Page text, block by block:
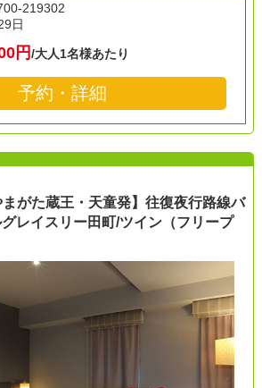
219302
日
円/大人1名様あたり
予約・詳細
がた蔵王・天童発】往復夜行路線バ
レイスリー田町/ツイン（フリープ